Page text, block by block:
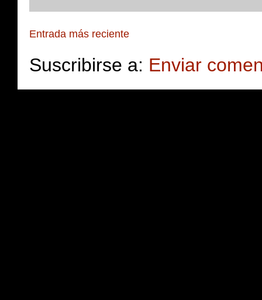
Entrada más reciente
Suscribirse a: Enviar